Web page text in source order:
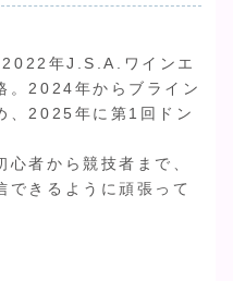
年J.S.A.ワインエ
。2024年からブライン
、2025年に第1回ドン
者から競技者まで、
できるように頑張って